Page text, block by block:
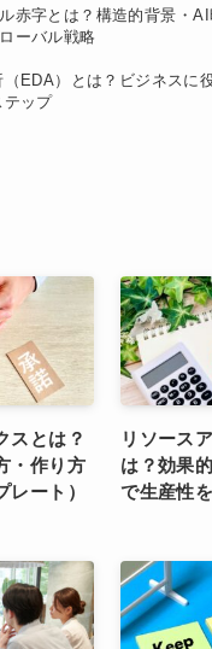
赤字とは？構造的背景・
ーバル戦略
EDA）とは？ビジネスに
テップ
スとは？
・作り方
レート）
リソース
は？効果
で生産性